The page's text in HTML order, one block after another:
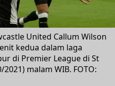
United Callum Wilson
kedua dalam laga
di Premier League di St
2021) malam WIB. FOTO: